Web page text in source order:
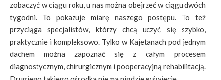
zobaczyć w ciągu roku, u nas można obejrzeć w ciągu dwóch
tygodni. To pokazuje miarę naszego postępu. To też
przyciąga specjalistów, którzy chcą uczyć się szybko,
praktycznie i kompleksowo. Tylko w Kajetanach pod jednym
dachem można zapoznać się z całym procesem
diagnostycznym, chirurgicznym i pooperacyjną rehabilitacją.